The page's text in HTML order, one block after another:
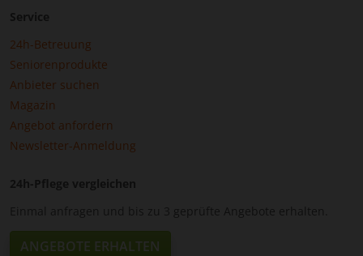
Service
24h-Betreuung
Seniorenprodukte
Anbieter suchen
Magazin
Angebot anfordern
Newsletter-Anmeldung
24h-Pflege vergleichen
Einmal anfragen und bis zu 3 geprüfte Angebote erhalten.
ANGEBOTE ERHALTEN